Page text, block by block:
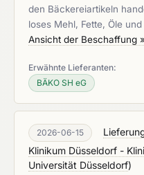
den Bäckereiartikeln
loses Mehl, Fette, Öle
Ansicht der Beschaffung »
Erwähnte Lieferanten:
BÄKO SH eG
2026-06-15
Klinikum Düsseldorf -
Universität Düsseldorf)